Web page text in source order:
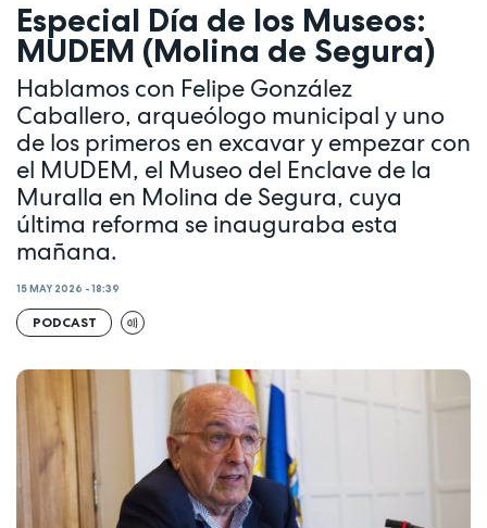
Especial Día de los Museos:
MUDEM (Molina de Segura)
Hablamos con Felipe González
Caballero, arqueólogo municipal y uno
de los primeros en excavar y empezar con
el MUDEM, el Museo del Enclave de la
Muralla en Molina de Segura, cuya
última reforma se inauguraba esta
mañana.
15 MAY 2026 - 18:39
PODCAST